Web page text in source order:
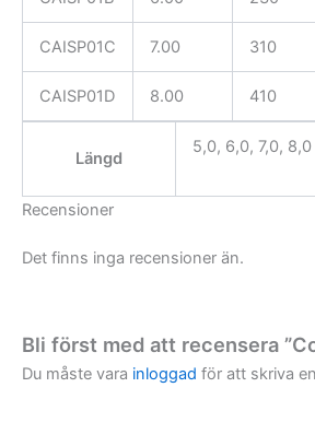
CAISP01C 7.00 310
CAISP01D 8.00 410
Längd
5,0, 6,0, 7,0, 8,0
Recensioner
Det finns inga recensioner än.
Bli först med att recensera
Du måste vara inloggad för att skriva